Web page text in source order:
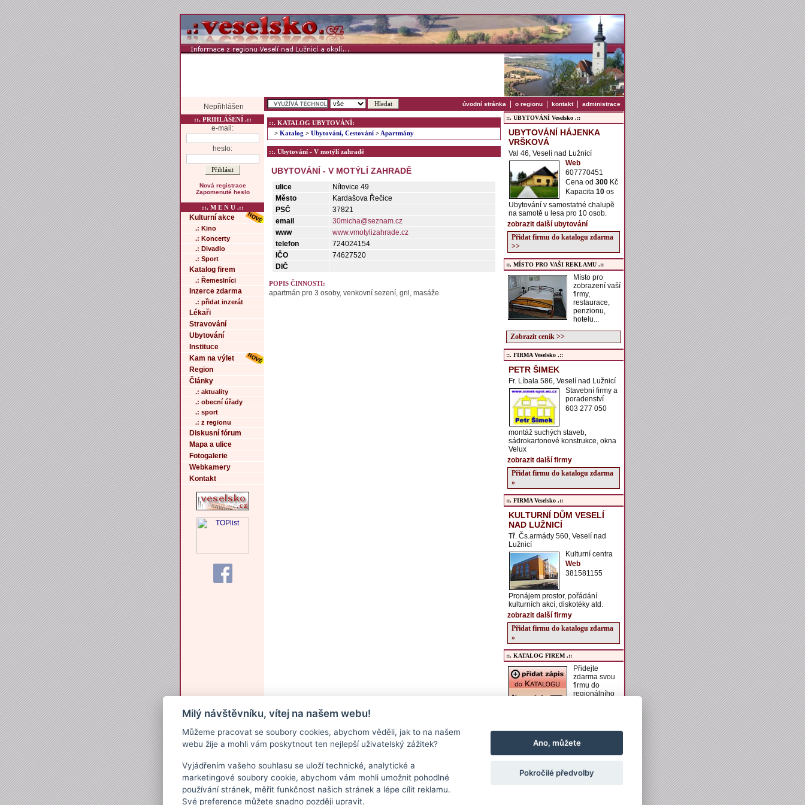
Nepřihlášen úvodní stránka | o regionu | kontakt| administrace
::. PRIHLÁŠENÍ .::
e-mail:
heslo:
Nová registrace
Zapomenuté heslo
::. M E N U .::
Kulturní akce
.: Kino
.: Koncerty
.: Divadlo
.: Sport
Katalog firem
.: Řemeslníci
Inzerce zdarma
.: přidat inzerát
Lékaři
Stravování
Ubytování
Instituce
Kam na výlet
Region
Články
.: aktuality
.: obecní úřady
.: sport
.: z regionu
Diskusní fórum
Mapa a ulice
Fotogalerie
Webkamery
Kontakt
::. KATALOG UBYTOVÁNÍ:
> Katalog > Ubytování, Cestování > Apartmány
::. Ubytování - V motýlí zahradě
UBYTOVÁNÍ - V MOTÝLÍ ZAHRADĚ
ulice
Nítovice 49
Město
Kardašova Řečice
PSČ
37821
email
30micha@seznam.cz
www
www.vmotylizahrade.cz
telefon
724024154
IČO
74627520
DIČ
POPIS ČINNOSTI:
apartmán pro 3 osoby, venkovní sezení, gril, masáže
::. UBYTOVÁNÍ Veselsko .::
UBYTOVÁNÍ HÁJENKA
VRŠKOVÁ
Val 46, Veselí nad Lužnicí
Web
607770451
Cena od 300 Kč
Kapacita 10 os
Ubytování v samostatné chalupě
na samotě u lesa pro 10 osob.
zobrazit další ubytování
Přidat firmu do katalogu zdarma
>>
::. MÍSTO PRO VAŠI REKLAMU .::
Místo pro
zobrazení vaší
firmy,
restaurace,
penzionu,
hotelu...
Zobrazit ceník >>
::. FIRMA Veselsko .::
PETR ŠIMEK
Fr. Líbala 586, Veselí nad Lužnicí
Stavební firmy a
poradenství
603 277 050
montáž suchých staveb,
sádrokartonové konstrukce, okna
Velux
zobrazit další firmy
Přidat firmu do katalogu zdarma
»
::. FIRMA Veselsko .::
KULTURNÍ DŮM VESELÍ
NAD LUŽNICÍ
Tř. Čs.armády 560, Veselí nad
Lužnicí
Kulturní centra
Web
381581155
Pronájem prostor, pořádání
kulturních akcí, diskotéky atd.
zobrazit další firmy
Přidat firmu do katalogu zdarma
»
::. KATALOG FIREM .::
Přidejte
zdarma svou
firmu do
regionálního
regionu, vkládání obrázků a
Přidat firmu do katalogu zdarma
Milý návštěvníku, vítej na našem webu!
Můžeme pracovat se soubory cookies, abychom věděli, jak to na našem
webu žije a mohli vám poskytnout ten nejlepší uživatelský zážitek?
Vyjádřením vašeho souhlasu se uloží technické, analytické a
marketingové soubory cookie, abychom vám mohli umožnit pohodlné
používání stránek, měřit funkčnost našich stránek a lépe cílit reklamu.
Své preference můžete snadno později upravit.
Ano, můžete
Pokročilé předvolby